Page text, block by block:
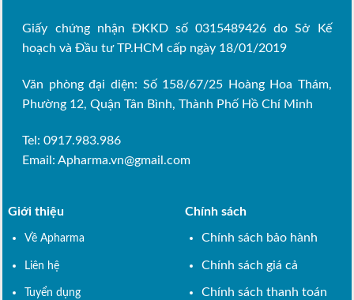
Giấy chứng nhận ĐKKD số 0315489426 do Sở Kế
hoạch và Đầu tư TP.HCM cấp ngày 18/01/2019
Văn phòng đại diện: Số 158/67/25 Hoàng Hoa Thám,
Phường 12, Quận Tân Bình, Thành Phố Hồ Chí Minh
Tel: 0917.983.986
Email:Apharma.vn@gmail.com
Giới thiệu
Về Apharma
Liên hệ
Tuyển dụng
Chính sách
Chính sách bảo hành
Chính sách giá cả
Chính sách thanh toán